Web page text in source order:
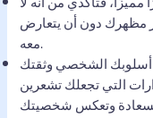
مظهرك دون أن يتعارض
معه.
أسلوبك الشخصي وثقتك
التي تجعلك تشعرين